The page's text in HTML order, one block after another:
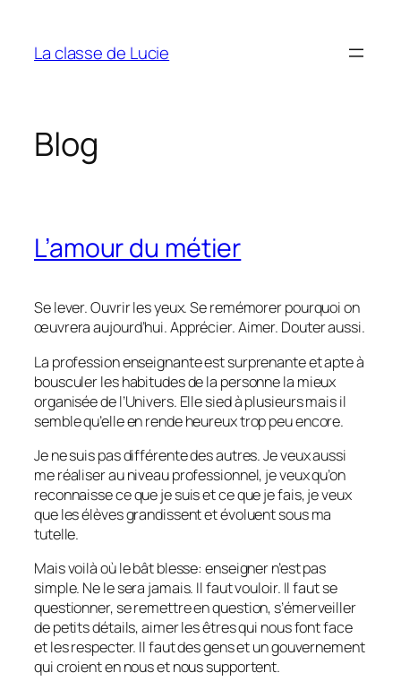
contenu
La classe de Lucie
Blog
L’amour du métier
Se lever. Ouvrir les yeux. Se remémorer pourquoi on
œuvrera aujourd’hui. Apprécier. Aimer. Douter aussi.
La profession enseignante est surprenante et apte à
bousculer les habitudes de la personne la mieux
organisée de l’Univers. Elle sied à plusieurs mais il
semble qu’elle en rende heureux trop peu encore.
Je ne suis pas différente des autres. Je veux aussi
me réaliser au niveau professionnel, je veux qu’on
reconnaisse ce que je suis et ce que je fais, je veux
que les élèves grandissent et évoluent sous ma
tutelle.
Mais voilà où le bât blesse: enseigner n’est pas
simple. Ne le sera jamais. Il faut vouloir. Il faut se
questionner, se remettre en question, s’émerveiller
de petits détails, aimer les êtres qui nous font face
et les respecter. Il faut des gens et un gouvernement
qui croient en nous et nous supportent.